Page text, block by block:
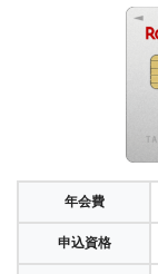
年会費
申込資格